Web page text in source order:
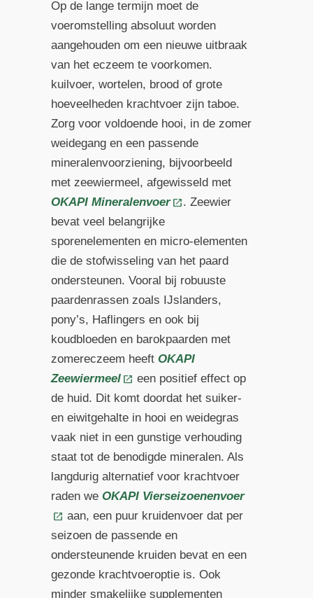
Op de lange termijn moet de
voeromstelling absoluut worden
aangehouden om een nieuwe uitbraak
van het eczeem te voorkomen.
kuilvoer, wortelen, brood of grote
hoeveelheden krachtvoer zijn taboe.
Zorg voor voldoende hooi, in de zomer
weidegang en een passende
mineralenvoorziening, bijvoorbeeld
met zeewiermeel, afgewisseld met
OKAPI Mineralenvoer
. Zeewier
bevat veel belangrijke
sporenelementen en micro-elementen
die de stofwisseling van het paard
ondersteunen. Vooral bij robuuste
paardenrassen zoals IJslanders,
pony’s, Haflingers en ook bij
koudbloeden en barokpaarden met
zomereczeem heeft OKAPI
Zeewiermeel
een positief effect op
de huid. Dit komt doordat het suiker-
en eiwitgehalte in hooi en weidegras
vaak niet in een gunstige verhouding
staat tot de benodigde mineralen. Als
langdurig alternatief voor krachtvoer
raden we OKAPI Vierseizoenenvoer
aan, een puur kruidenvoer dat per
seizoen de passende en
ondersteunende kruiden bevat en een
gezonde krachtvoeroptie is. Ook
minder smakelijke supplementen